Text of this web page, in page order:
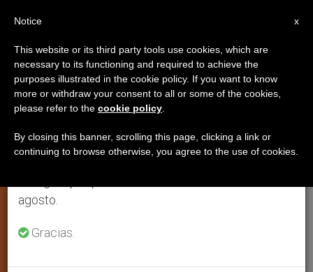
JUSTICIA Y PAZ
×
Aviso importante
Del 27 de julio al 7 de agosto haremos la pausa
anual, aprovechando que en el periodo de verano
se generan menos informaciones y también el
agosto.
Gracias.
x
Notice
This website or its third party tools use cookies, which are
necessary to its functioning and required to achieve the
purposes illustrated in the cookie policy. If you want to know
more or withdraw your consent to all or some of the cookies,
please refer to the cookie policy
By closing this banner, scrolling this page, clicking a link or
continuing to browse otherwise, you agree to the use of cookies.